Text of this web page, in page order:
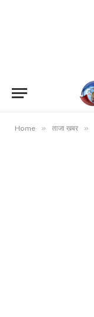
Home » ताजा खबर »